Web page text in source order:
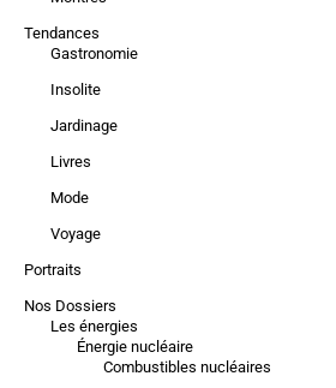
Tendances
Gastronomie
Insolite
Jardinage
Livres
Mode
Voyage
Portraits
Nos Dossiers
Les énergies
Énergie nucléaire
Combustibles nucléaires